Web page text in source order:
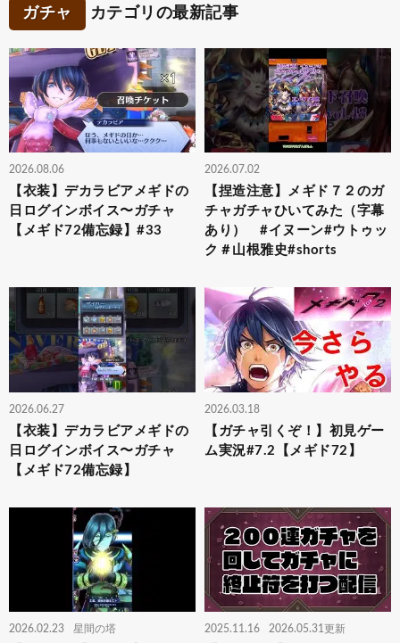
ガチャ カテゴリの最新記事
2026.08.06
【衣装】デカラビアメギドの
日ログインボイス〜ガチャ
【メギド72備忘録】#33
2026.07.02
【捏造注意】メギド７２のガ
チャガチャひいてみた（字幕
あり） #イヌーン#ウトゥッ
ク＃山根雅史#shorts
2026.06.27
【衣装】デカラビアメギドの
日ログインボイス〜ガチャ
【メギド72備忘録】
2026.03.18
【ガチャ引くぞ！】初見ゲー
ム実況#7.2【メギド72】
2026.02.23 星間の塔 2025.11.16 2026.05.31更新